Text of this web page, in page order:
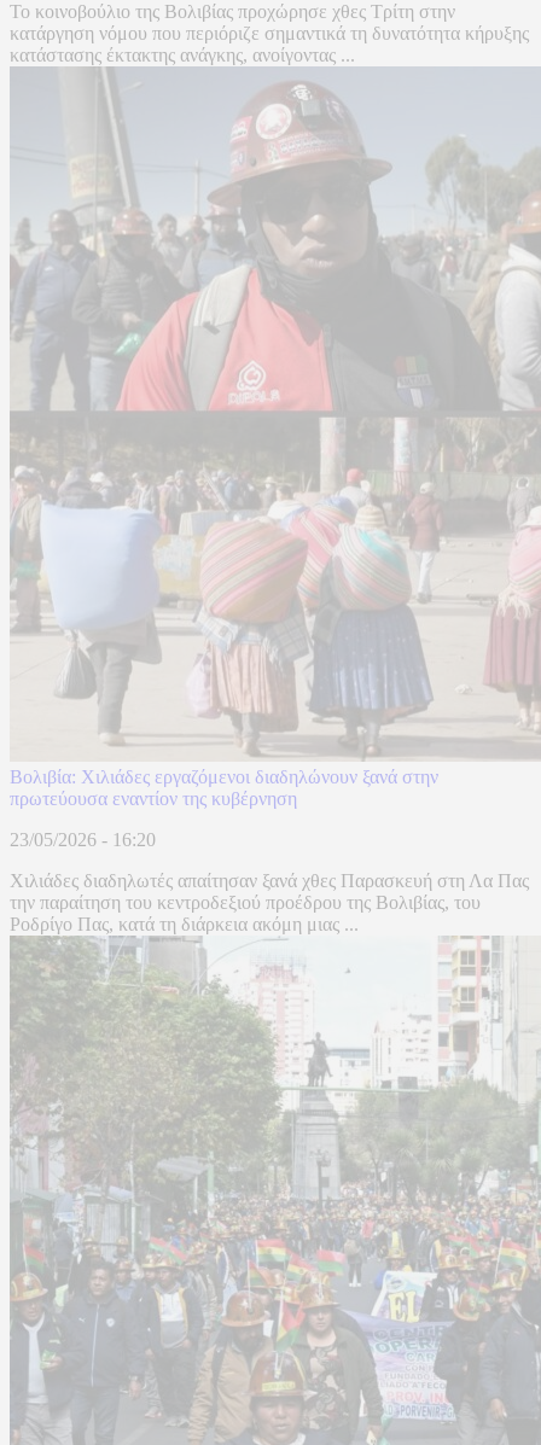
Το κοινοβούλιο της Βολιβίας προχώρησε χθες Τρίτη στην
κατάργηση νόμου που περιόριζε σημαντικά τη δυνατότητα κήρυξης
κατάστασης έκτακτης ανάγκης, ανοίγοντας ...
Βολιβία: Χιλιάδες εργαζόμενοι διαδηλώνουν ξανά στην
πρωτεύουσα εναντίον της κυβέρνηση
23/05/2026 - 16:20
Χιλιάδες διαδηλωτές απαίτησαν ξανά χθες Παρασκευή στη Λα Πας
την παραίτηση του κεντροδεξιού προέδρου της Βολιβίας, του
Ροδρίγο Πας, κατά τη διάρκεια ακόμη μιας ...